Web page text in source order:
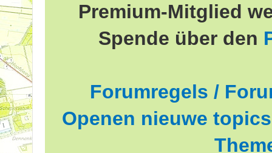
Premium-Mitglied
Spende über den
Forumregels /
Openen nieuwe